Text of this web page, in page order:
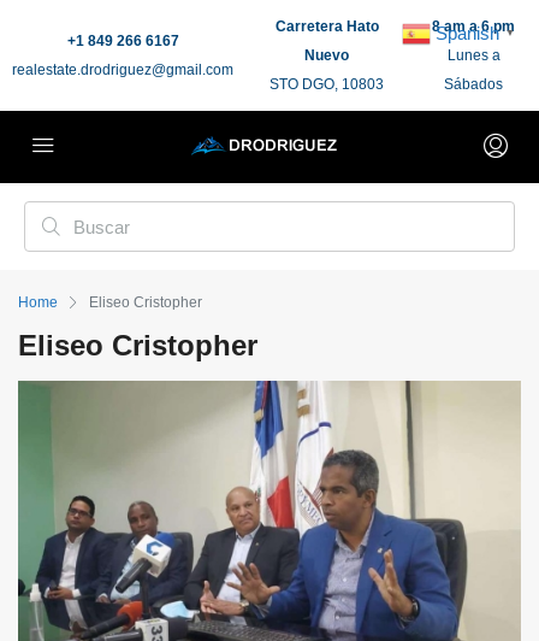
+1 849 266 6167
realestate.drodriguez@gmail.com
Carretera Hato
Nuevo
STO DGO, 10803
8 am a 6 pm
Lunes a
Sábados
Home Eliseo Cristopher
Eliseo Cristopher
Spanish ▼